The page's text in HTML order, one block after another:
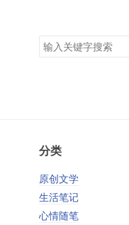
搜
索
分类
原创文学
生活笔记
心情随笔